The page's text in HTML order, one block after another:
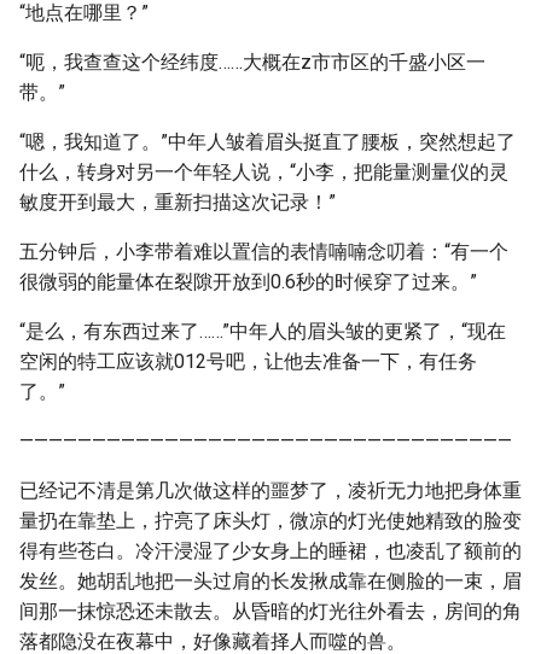
“地点在哪里？”
“呃，我查查这个经纬度……大概在z市市区的千盛小区一
带。”
“嗯，我知道了。”中年人皱着眉头挺直了腰板，突然想起了
什么，转身对另一个年轻人说，“小李，把能量测量仪的灵
敏度开到最大，重新扫描这次记录！”
五分钟后，小李带着难以置信的表情喃喃念叨着：“有一个
很微弱的能量体在裂隙开放到0.6秒的时候穿了过来。”
“是么，有东西过来了……”中年人的眉头皱的更紧了，“现在
空闲的特工应该就012号吧，让他去准备一下，有任务
了。”
——————————————————————————————————
已经记不清是第几次做这样的噩梦了，凌祈无力地把身体重
量扔在靠垫上，拧亮了床头灯，微凉的灯光使她精致的脸变
得有些苍白。冷汗浸湿了少女身上的睡裙，也凌乱了额前的
发丝。她胡乱地把一头过肩的长发揪成靠在侧脸的一束，眉
间那一抹惊恐还未散去。从昏暗的灯光往外看去，房间的角
落都隐没在夜幕中，好像藏着择人而噬的兽。